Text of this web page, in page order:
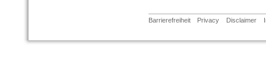
Barrierefreiheit Privacy Disclaimer